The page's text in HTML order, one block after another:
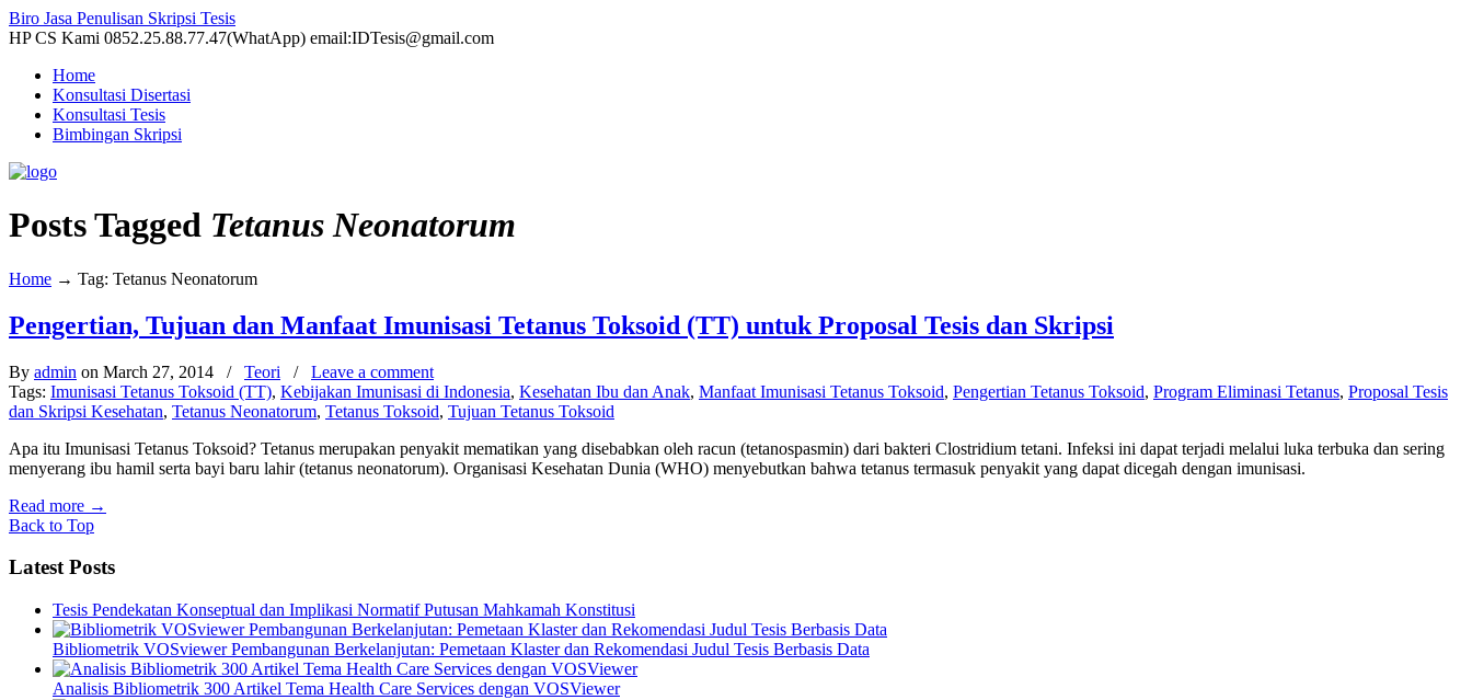
Biro Jasa Penulisan Skripsi Tesis
HP CS Kami 0852.25.88.77.47(WhatApp) email:IDTesis@gmail.com
Home
Konsultasi Disertasi
Konsultasi Tesis
Bimbingan Skripsi
Posts Tagged Tetanus Neonatorum
Home → Tag: Tetanus Neonatorum
Pengertian, Tujuan dan Manfaat Imunisasi Tetanus Toksoid (TT) untuk Proposal Tesis dan Skripsi
By admin on March 27, 2014 / Teori / Leave a comment
Tags: Imunisasi Tetanus Toksoid (TT), Kebijakan Imunisasi di Indonesia, Kesehatan Ibu dan Anak, Manfaat Imunisasi Tetanus Toksoid, Pengertian Tetanus Toksoid, Program Eliminasi Tetanus, Proposal Tesis
dan Skripsi Kesehatan, Tetanus Neonatorum, Tetanus Toksoid, Tujuan Tetanus Toksoid
Apa itu Imunisasi Tetanus Toksoid? Tetanus merupakan penyakit mematikan yang disebabkan oleh racun (tetanospasmin) dari bakteri Clostridium tetani. Infeksi ini dapat terjadi melalui luka terbuka dan sering
menyerang ibu hamil serta bayi baru lahir (tetanus neonatorum). Organisasi Kesehatan Dunia (WHO) menyebutkan bahwa tetanus termasuk penyakit yang dapat dicegah dengan imunisasi.
Read more →
Back to Top
Latest Posts
Tesis Pendekatan Konseptual dan Implikasi Normatif Putusan Mahkamah Konstitusi
Bibliometrik VOSviewer Pembangunan Berkelanjutan: Pemetaan Klaster dan Rekomendasi Judul Tesis Berbasis Data
Analisis Bibliometrik 300 Artikel Tema Health Care Services dengan VOSViewer